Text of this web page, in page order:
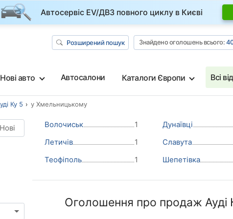
Автосервіс EV/ДВЗ повного циклу в Києві
Розширений пошук Знайдено оголошень всього:
Нові авто Автосалони Каталоги Європи Всі
Ку 5 у Хмельницькому
Нові Волочиськ 1 Дунаївці
Летичів
1 Славута
Теофіполь
1 Шепетівка
Оголошення про продаж